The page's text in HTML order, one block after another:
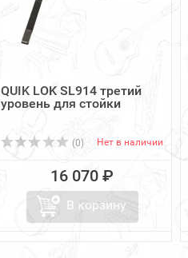
QUIK LOK SL914 третий
уровень для стойки
(0) Нет в наличии
16 070 ₽
В корзину